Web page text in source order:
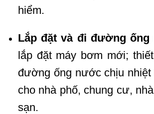
hiểm.
Lắp đặt và đi đường
lắp đặt máy bơm mới;
đường ống nước chịu nhiệt
cho nhà phố, chung cư,
sạn.